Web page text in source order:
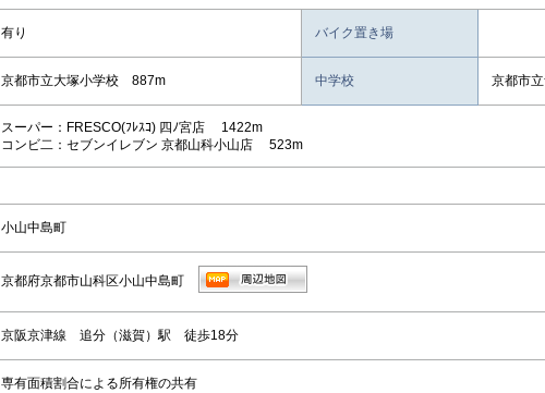
有り バイク置き場
京都市立大塚小学校 887m 中学校 京都市
スーパー：FRESCO(ﾌﾚｽｺ) 四ﾉ宮店 1422m
コンビ二：セブンイレブン 京都山科小山店 523m
小山中島町
京都府京都市山科区小山中島町
京阪京津線 追分（滋賀）駅 徒歩18分
専有面積割合による所有権の共有